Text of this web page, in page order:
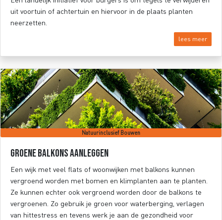
uit voortuin of achtertuin en hiervoor in de plaats planten
neerzetten.
lees meer
Natuurinclusief Bouwen
Groene balkons aanleggen
Een wijk met veel flats of woonwijken met balkons kunnen
vergroend worden met bomen en klimplanten aan te planten.
Ze kunnen echter ook vergroend worden door de balkons te
vergroenen. Zo gebruik je groen voor waterberging, verlagen
van hittestress en tevens werk je aan de gezondheid voor